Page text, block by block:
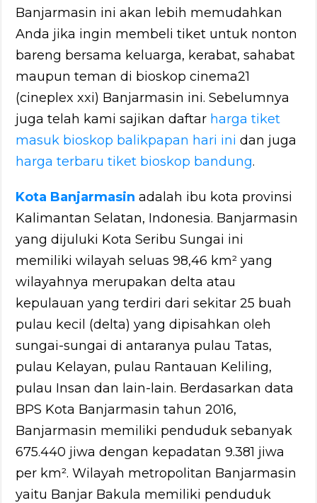
Banjarmasin ini akan lebih memudahkan
Anda jika ingin membeli tiket untuk nonton
bareng bersama keluarga, kerabat, sahabat
maupun teman di bioskop cinema21
(cineplex xxi) Banjarmasin ini. Sebelumnya
juga telah kami sajikan daftar harga tiket
masuk bioskop balikpapan hari ini dan juga
harga terbaru tiket bioskop bandung.
Kota Banjarmasin adalah ibu kota provinsi
Kalimantan Selatan, Indonesia. Banjarmasin
yang dijuluki Kota Seribu Sungai ini
memiliki wilayah seluas 98,46 km² yang
wilayahnya merupakan delta atau
kepulauan yang terdiri dari sekitar 25 buah
pulau kecil (delta) yang dipisahkan oleh
sungai-sungai di antaranya pulau Tatas,
pulau Kelayan, pulau Rantauan Keliling,
pulau Insan dan lain-lain. Berdasarkan data
BPS Kota Banjarmasin tahun 2016,
Banjarmasin memiliki penduduk sebanyak
675.440 jiwa dengan kepadatan 9.381 jiwa
per km². Wilayah metropolitan Banjarmasin
yaitu Banjar Bakula memiliki penduduk